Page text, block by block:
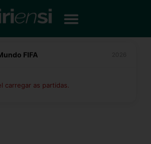
FIFA
carregar as partidas.